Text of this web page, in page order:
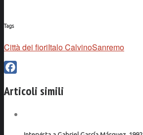
Tags
Città dei fioriItalo CalvinoSanremo
Articoli simili